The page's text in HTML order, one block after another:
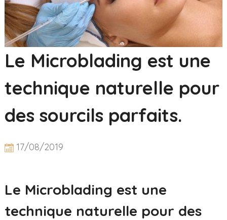
Le Microblading est une
technique naturelle pour
des sourcils parfaits.
17/08/2019
Le Microblading est une
technique naturelle pour des